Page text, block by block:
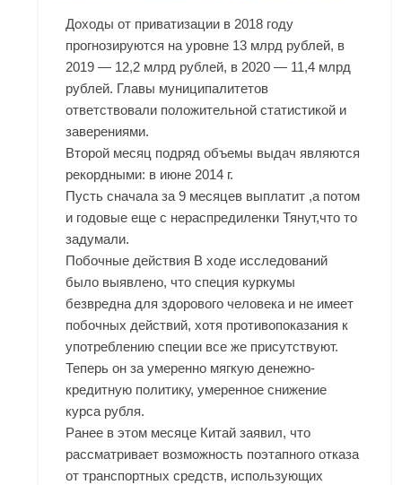
Доходы от приватизации в 2018 году
прогнозируются на уровне 13 млрд рублей, в
2019 — 12,2 млрд рублей, в 2020 — 11,4 млрд
рублей. Главы муниципалитетов
ответствовали положительной статистикой и
заверениями.
Второй месяц подряд объемы выдач являются
рекордными: в июне 2014 г.
Пусть сначала за 9 месяцев выплатит ,а потом
и годовые еще с нераспредиленки Тянут,что то
задумали.
Побочные действия В ходе исследований
было выявлено, что специя куркумы
безвредна для здорового человека и не имеет
побочных действий, хотя противопоказания к
употреблению специи все же присутствуют.
Теперь он за умеренно мягкую денежно-
кредитную политику, умеренное снижение
курса рубля.
Ранее в этом месяце Китай заявил, что
рассматривает возможность поэтапного отказа
от транспортных средств, использующих